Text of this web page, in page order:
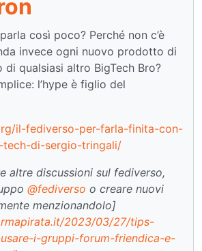
così poco? Perché non c’è
invece ogni nuovo prodotto di
di qualsiasi altro BigTech Bro?
l’hype è figlio del
il-fediverso-per-farla-finita-con-
di-sergio-tringali/
altre discussioni sul fediverso,
@fediverso o creare nuovi
menzionandolo]
2023/03/27/tips-
i-gruppi-forum-friendica-e-